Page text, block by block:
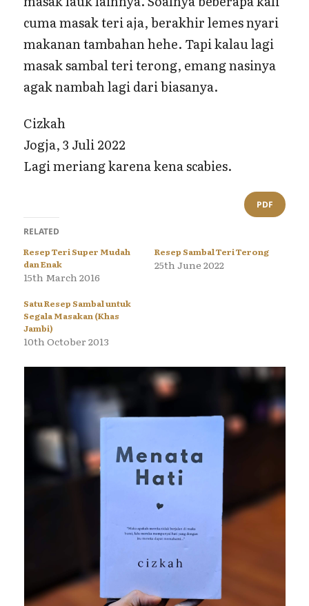
cuma masak teri aja, berakhir lemes nyari
makanan tambahan hehe. Tapi kalau lagi
masak sambal teri terong, emang nasinya
agak nambah lagi dari biasanya.
Cizkah
Jogja, 3 Juli 2022
Lagi meriang karena kena scabies.
PDF
RELATED
Resep Teri Super Mudah
dan Enak
15th March 2016
Resep Sambal Teri Terong
25th June 2022
Satu Resep Sambal untuk
Segala Masakan (Khas
Jambi)
10th October 2013